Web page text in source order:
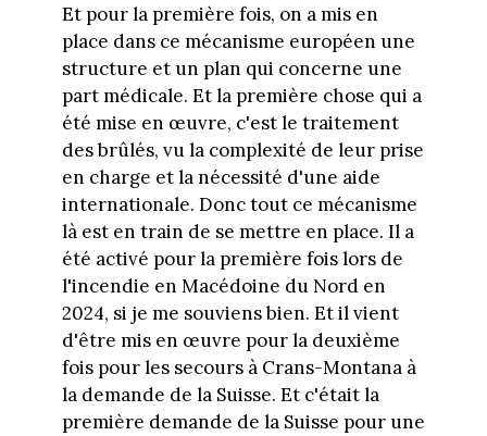
Et pour la première fois, on a mis en
place dans ce mécanisme européen une
structure et un plan qui concerne une
part médicale. Et la première chose qui a
été mise en œuvre, c'est le traitement
des brûlés, vu la complexité de leur prise
en charge et la nécessité d'une aide
internationale. Donc tout ce mécanisme
là est en train de se mettre en place. Il a
été activé pour la première fois lors de
l'incendie en Macédoine du Nord en
2024, si je me souviens bien. Et il vient
d'être mis en œuvre pour la deuxième
fois pour les secours à Crans-Montana à
la demande de la Suisse. Et c'était la
première demande de la Suisse pour une